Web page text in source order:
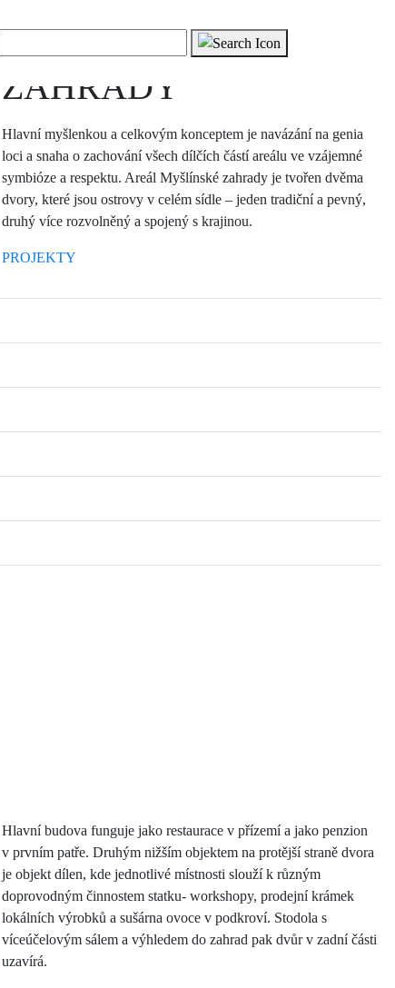
MYŠLÍNSKÉ
ZAHRADY
Hlavní myšlenkou a celkovým konceptem je navázání na genia
loci a snaha o zachování všech dílčích částí areálu ve vzájemné
symbióze a respektu. Areál Myšlínské zahrady je tvořen dvěma
dvory, které jsou ostrovy v celém sídle – jeden tradiční a pevný,
druhý více rozvolněný a spojený s krajinou.
PROJEKTY
Hlavní budova funguje jako restaurace v přízemí a jako penzion
v prvním patře. Druhým nižším objektem na protější straně dvora
je objekt dílen, kde jednotlivé místnosti slouží k různým
doprovodným činnostem statku- workshopy, prodejní krámek
lokálních výrobků a sušárna ovoce v podkroví. Stodola s
víceúčelovým sálem a výhledem do zahrad pak dvůr v zadní části
uzavírá.